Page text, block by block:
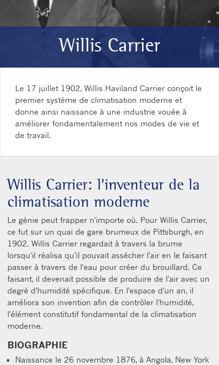
Willis Carrier
Le 17 juillet 1902, Willis Haviland Carrier conçoit le
premier système de climatisation moderne et
donne ainsi naissance à une industrie vouée à
améliorer fondamentalement nos modes de vie et
de travail.
Willis Carrier: l'inventeur de la
climatisation moderne
Le génie peut frapper n'importe où. Pour Willis Carrier,
ce fut sur un quai de gare brumeux de Pittsburgh, en
1902. Willis Carrier regardait à travers la brume
lorsqu'il réalisa qu'il pouvait assécher l'air en le faisant
passer à travers de l'eau pour créer du brouillard. Ce
faisant, il devenait possible de produire de l'air avec un
degré d'humidité spécifique. En l'espace d'un an, il
améliora son invention afin de contrôler l'humidité,
l'élément constitutif fondamental de la climatisation
moderne.
BIOGRAPHIE
Naissance le 26 novembre 1876, à Angola, New York